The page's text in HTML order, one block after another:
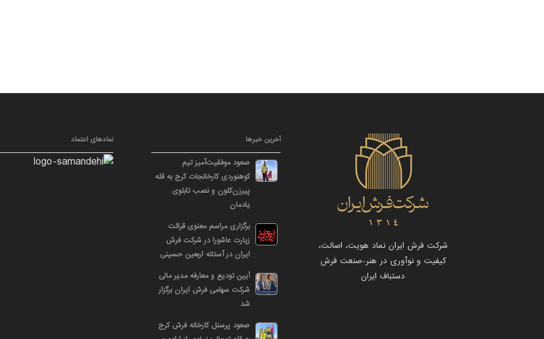
شرکت فرش ایران نماد هویت، اصالت،
کیفیت و نوآوری در هنر-صنعت فرش
دستباف ایران
آخرین خبرها
صعود موفقیت‌آمیز تیم
کوهنوردی کارخانجات کرج به قله
پیرزن‌کلون و نصب تابلوی
یادمان
برگزاری مراسم معنوی قرائت
زیارت عاشورا در شرکت فرش
ایران در آستانه اربعین حسینی
آیین تودیع و معارفه مدیر مالی
شرکت سهامی فرش ایران برگزار
شد
صعود پرسنل کارخانه فرش کرج
نمادهای اعتماد